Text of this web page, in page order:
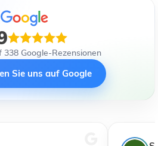
338 Google-Rezensionen
Sie uns auf Google